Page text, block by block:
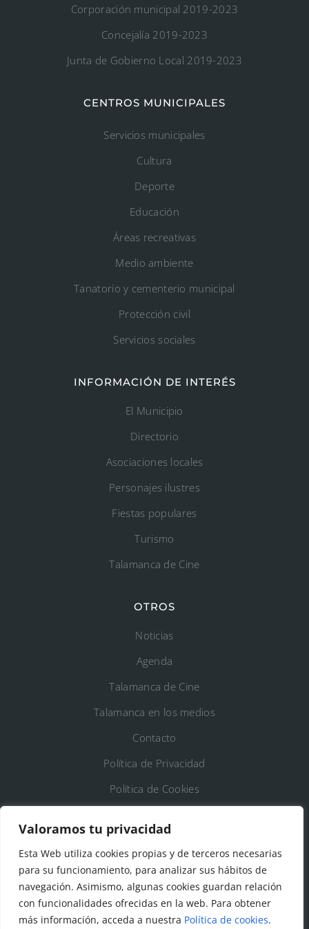
Valoramos tu privacidad
Esta Web utiliza cookies propias y de terceros necesarias
para su funcionamiento, para analizar sus hábitos de
navegación. Asimismo, algunas cookies guardan relación
con funcionalidades ofrecidas en la web. Para obtener
más información, acceda a nuestra Política de cookies.
Corporación municipal 2019-2023
Concejalía 2019-2023
Junta de Gobierno Local 2019-2023
CENTROS MUNICIPALES
Servicios municipales
Cultura
Deporte
Educación
Áreas recreativas
Medio ambiente
Tanatorio y cementerio municipal
Protección civil
Servicios sociales
INFORMACIÓN DE INTERÉS
El Municipio
Directorio
Asociaciones locales
Personajes ilustres
Fiestas populares
Turismo
Talamanca de Cine
OTROS
Noticias
Agenda
Talamanca de Cine
Talamanca en los medios
Contacto
Política de Privacidad
Política de Cookies
DATOS DE CONTACTO
Ayto. de Talamanca de Jarama
C/Fuente del Arca, 19 28160 Talamanca de